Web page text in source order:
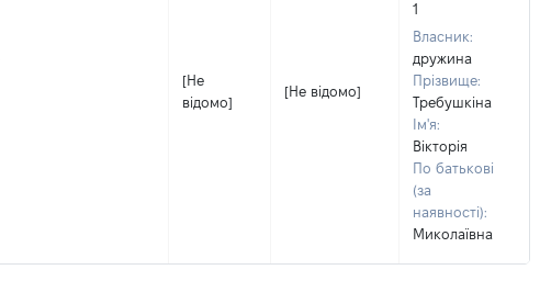
[Не
відомо]
[Не відомо]
1
Власник:
дружина
Прізвище:
Требушкіна
Ім'я:
Вікторія
По батькові
(за
наявності):
Миколаївна